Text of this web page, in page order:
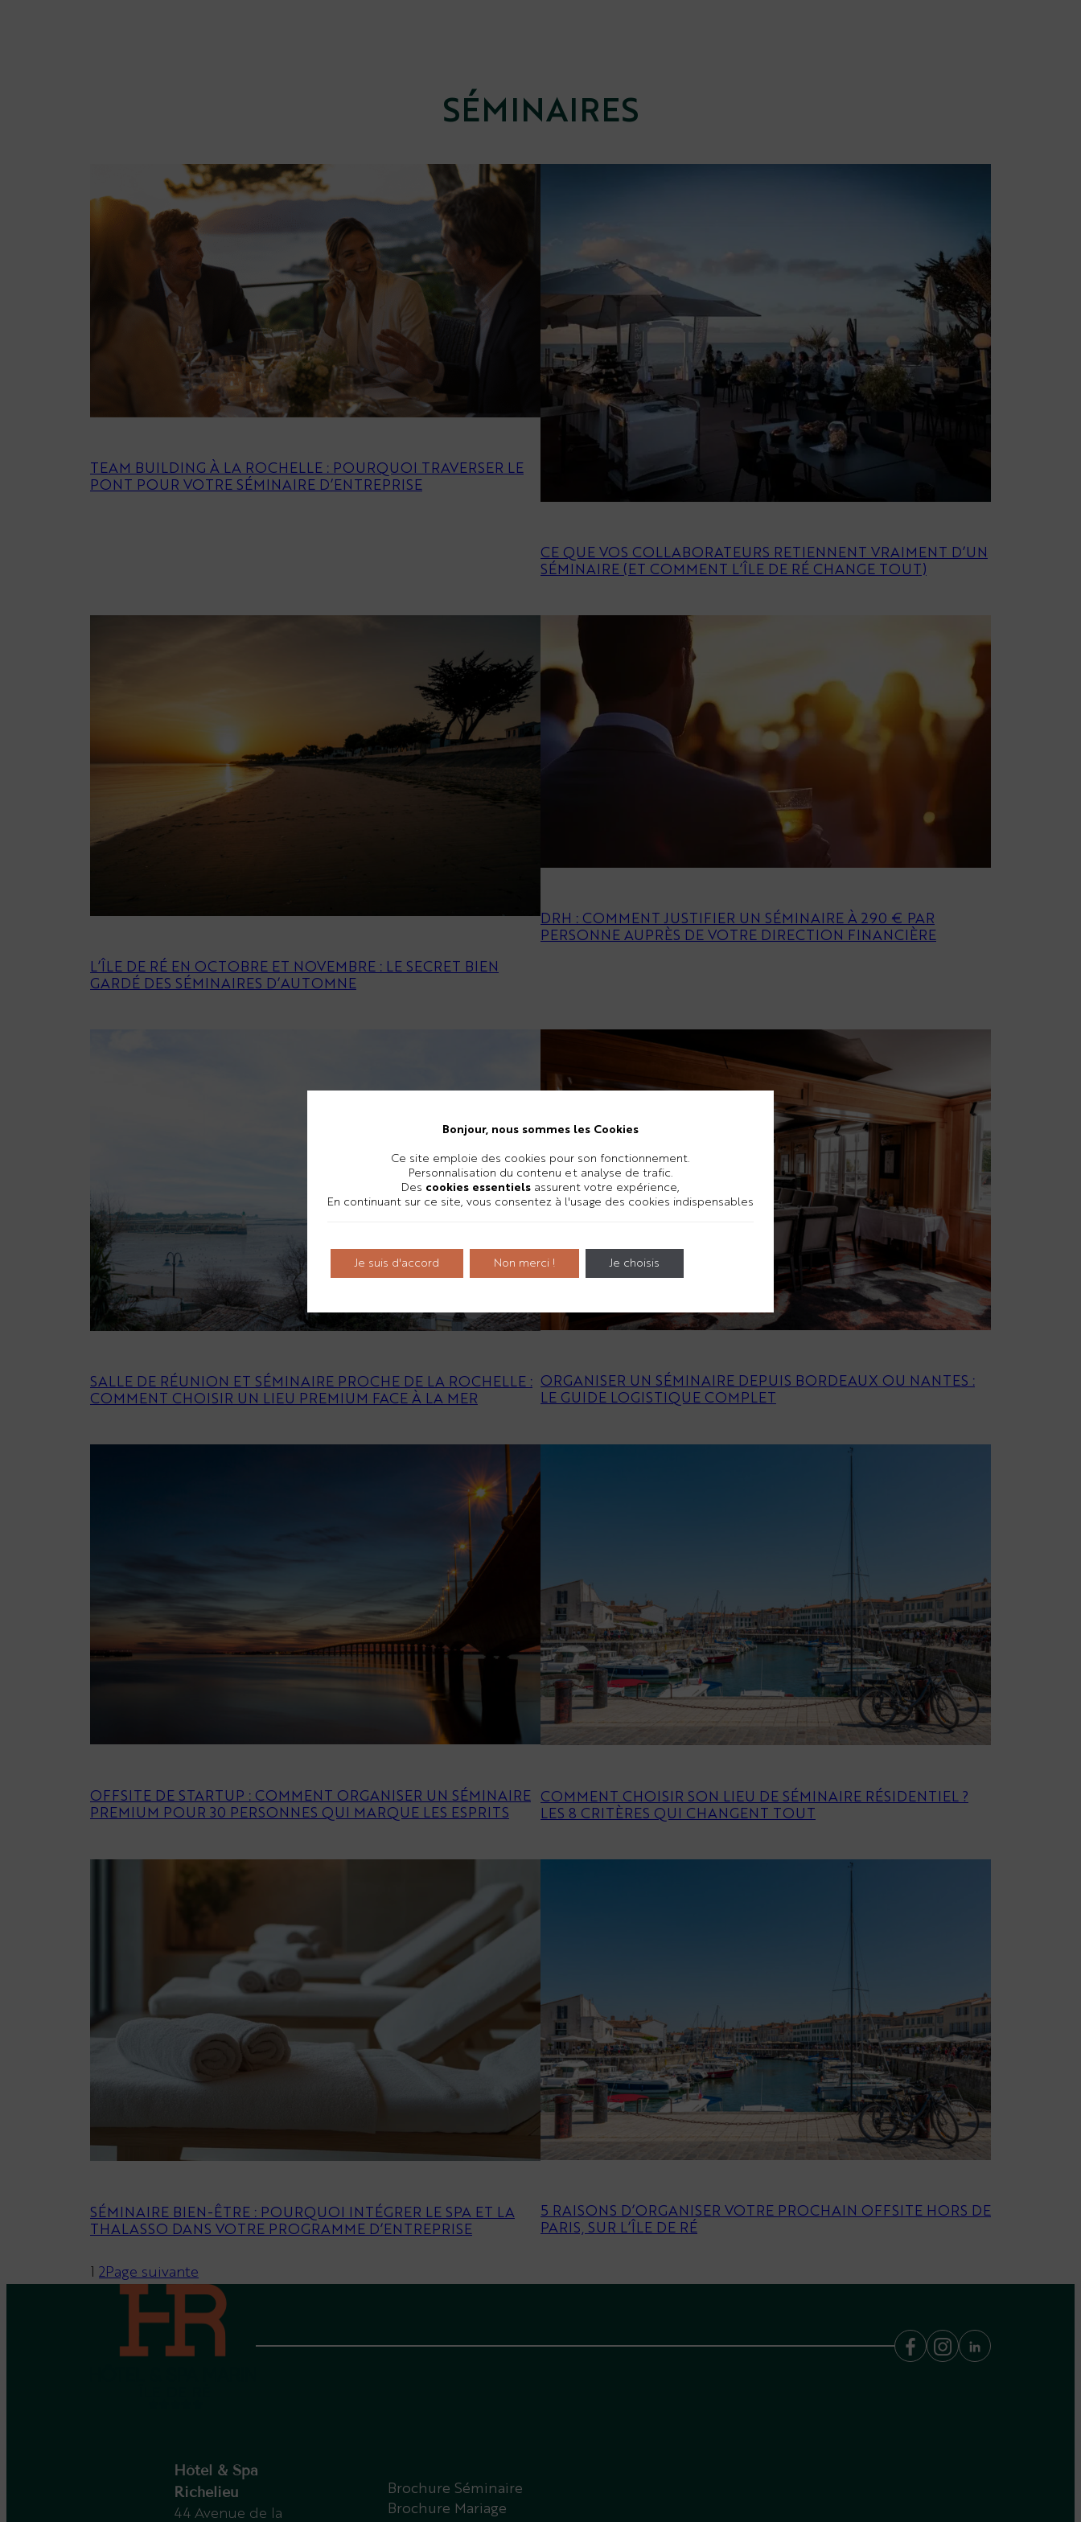
SÉMINAIRES
TEAM BUILDING À LA ROCHELLE : POURQUOI TRAVERSER LE
PONT POUR VOTRE SÉMINAIRE D’ENTREPRISE
CE QUE VOS COLLABORATEURS RETIENNENT VRAIMENT D’UN
SÉMINAIRE (ET COMMENT L’ÎLE DE RÉ CHANGE TOUT)
L’ÎLE DE RÉ EN OCTOBRE ET NOVEMBRE : LE SECRET BIEN
GARDÉ DES SÉMINAIRES D’AUTOMNE
DRH : COMMENT JUSTIFIER UN SÉMINAIRE À 290 € PAR
PERSONNE AUPRÈS DE VOTRE DIRECTION FINANCIÈRE
SALLE DE RÉUNION ET SÉMINAIRE PROCHE DE LA ROCHELLE :
COMMENT CHOISIR UN LIEU PREMIUM FACE À LA MER
ORGANISER UN SÉMINAIRE DEPUIS BORDEAUX OU NANTES :
LE GUIDE LOGISTIQUE COMPLET
OFFSITE DE STARTUP : COMMENT ORGANISER UN SÉMINAIRE
PREMIUM POUR 30 PERSONNES QUI MARQUE LES ESPRITS
COMMENT CHOISIR SON LIEU DE SÉMINAIRE RÉSIDENTIEL ?
LES 8 CRITÈRES QUI CHANGENT TOUT
SÉMINAIRE BIEN-ÊTRE : POURQUOI INTÉGRER LE SPA ET LA
THALASSO DANS VOTRE PROGRAMME D’ENTREPRISE
5 RAISONS D’ORGANISER VOTRE PROCHAIN OFFSITE HORS DE
PARIS, SUR L’ÎLE DE RÉ
2Page suivante
Hôtel & Spa
Richelieu
44 Avenue de la
Brochure Séminaire
Brochure Mariage
Bonjour, nous sommes les Cookies
Ce site emploie des cookies pour son fonctionnement.
Personnalisation du contenu et analyse de trafic.
Des cookies essentiels assurent votre expérience,
En continuant sur ce site, vous consentez à l'usage des cookies indispensables
Je suis d'accord Non merci ! Je choisis